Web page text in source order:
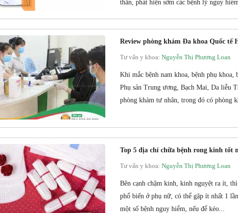
thân, phát hiện sớm các bệnh lý nguy
Review phòng khám Đa khoa Quốc tế
Tư vấn y khoa: Nguyễn Thị Phương Loan
Khi mắc bệnh nam khoa, bệnh phụ
Phụ sản Trung ương, Bạch Mai, Da liễu
phòng khám tư nhân, trong đó có phòng
Top 5 địa chỉ chữa bệnh rong kinh tốt
Tư vấn y khoa: Nguyễn Thị Phương Loan
Bên cạnh chậm kinh, kinh nguyệt ra ít,
phổ biến ở phụ nữ, có thể gặp ít nhất 1
một số bệnh nguy hiểm, nếu để kéo...